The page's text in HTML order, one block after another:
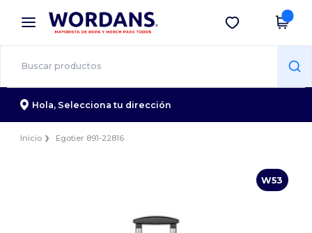
× App de Wordans
¡Mejores precios en app!
Descargar app
Hola, Selecciona tu dirección
Inicio Egotier 891-22816
W53